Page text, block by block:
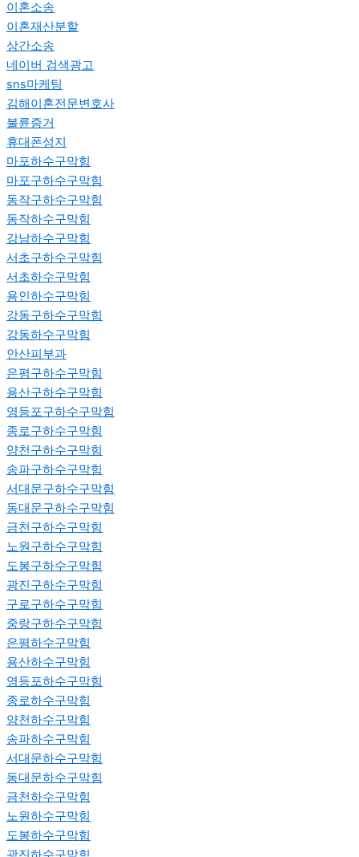
이혼소송
이혼재산분할
상간소송
네이버 검색광고
sns마케팅
김해이혼전문변호사
불륜증거
휴대폰성지
마포하수구막힘
마포구하수구막힘
동작구하수구막힘
동작하수구막힘
강남하수구막힘
서초구하수구막힘
서초하수구막힘
용인하수구막힘
강동구하수구막힘
강동하수구막힘
안산피부과
은평구하수구막힘
용산구하수구막힘
영등포구하수구막힘
종로구하수구막힘
양천구하수구막힘
송파구하수구막힘
서대문구하수구막힘
동대문구하수구막힘
금천구하수구막힘
노원구하수구막힘
도봉구하수구막힘
광진구하수구막힘
구로구하수구막힘
중랑구하수구막힘
은평하수구막힘
용산하수구막힘
영등포하수구막힘
종로하수구막힘
양천하수구막힘
송파하수구막힘
서대문하수구막힘
동대문하수구막힘
금천하수구막힘
노원하수구막힘
도봉하수구막힘